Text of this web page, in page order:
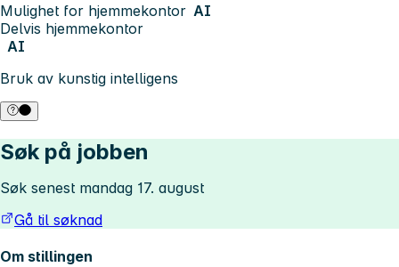
Mulighet for hjemmekontor AI
Delvis hjemmekontor
AI
Bruk av kunstig intelligens
Søk på jobben
Søk senest mandag 17. august
Gå til søknad
Om stillingen